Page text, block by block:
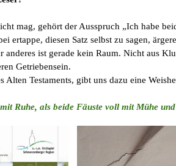
ertappe, diesen Satz selbst zu sagen,
anderes ist gerade kein Raum. Nicht aus
Getriebensein.
Alten Testaments, gibt uns dazu eine
einander gegenüber: den einen mit
Ruhe. Zwei volle Fäuste stehen für ein